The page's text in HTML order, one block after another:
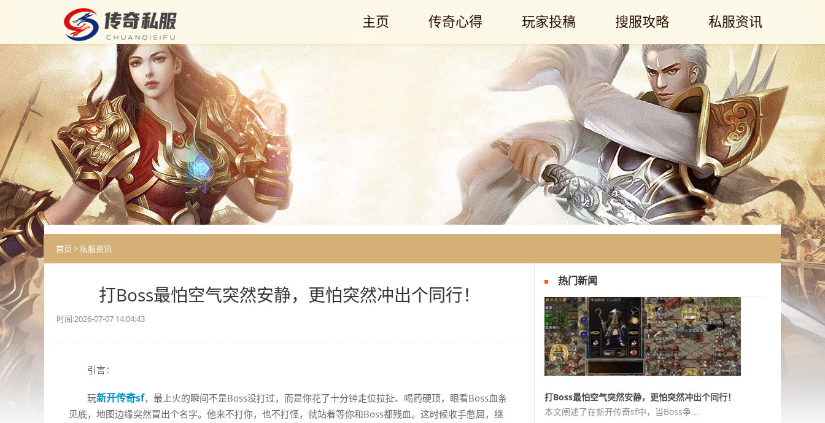
主页 传奇心得 玩家投稿 搜服攻略 私服资讯
首页 >私服资讯
打Boss最怕空气突然安静，更怕突然冲出个同行！
时间:2026-07-07 14:04:43
引言：
玩新开传奇sf，最上火的瞬间不是Boss没打过，而是你花了十分钟走位拉扯、喝药硬顶，眼看Boss血条
见底，地图边缘突然冒出个名字。他来不打你，也不打怪，就站着等你和Boss都残血。这时候收手憋屈，继
热门新闻
打Boss最怕空气突然安静，更怕突然冲出个同行！
本文阐述了在新开传奇sf中，当Boss争...